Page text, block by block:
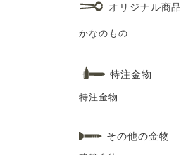
オリジナル商品
かなのもの
特注金物
特注金物
その他の金物